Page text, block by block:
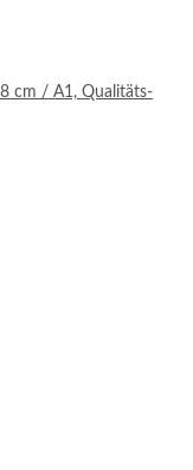
cm / A1, Qualitäts-